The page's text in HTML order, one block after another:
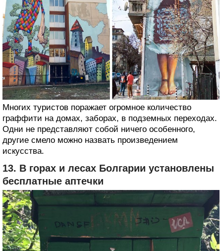
Многих туристов поражает огромное количество
граффити на домах, заборах, в подземных переходах.
Одни не представляют собой ничего особенного,
другие смело можно назвать произведением
искусства.
13. В горах и лесах Болгарии установлены
бесплатные аптечки